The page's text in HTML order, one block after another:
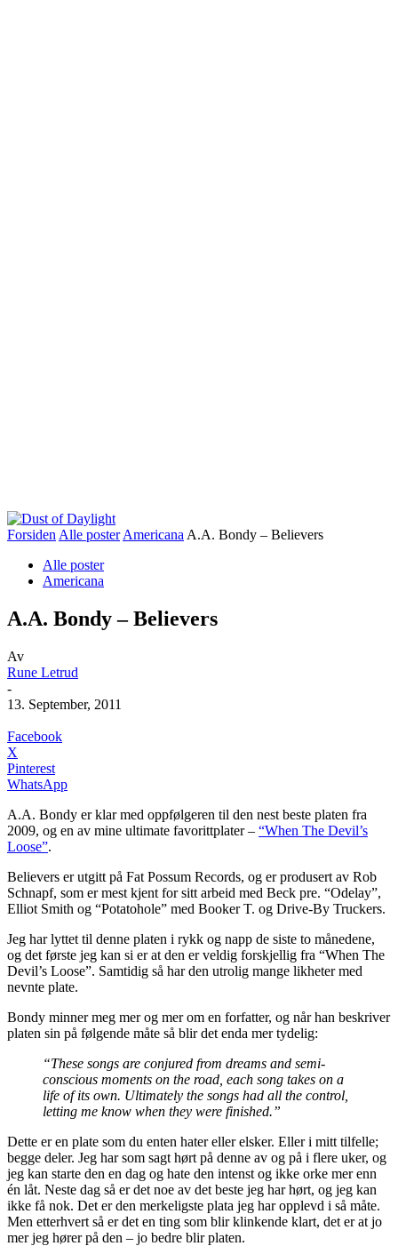
Forsiden Alle poster Americana A.A. Bondy – Believers
Alle poster
Americana
A.A. Bondy – Believers
Av
Rune Letrud
-
13. September, 2011
Facebook
X
Pinterest
WhatsApp
A.A. Bondy er klar med oppfølgeren til den nest beste platen fra
2009, og en av mine ultimate favorittplater – “When The Devil’s
Loose”.
Believers er utgitt på Fat Possum Records, og er produsert av Rob
Schnapf, som er mest kjent for sitt arbeid med Beck pre. “Odelay”,
Elliot Smith og “Potatohole” med Booker T. og Drive-By Truckers.
Jeg har lyttet til denne platen i rykk og napp de siste to månedene,
og det første jeg kan si er at den er veldig forskjellig fra “When The
Devil’s Loose”. Samtidig så har den utrolig mange likheter med
nevnte plate.
Bondy minner meg mer og mer om en forfatter, og når han beskriver
platen sin på følgende måte så blir det enda mer tydelig:
“These songs are conjured from dreams and semi-
conscious moments on the road, each song takes on a
life of its own. Ultimately the songs had all the control,
letting me know when they were finished.”
Dette er en plate som du enten hater eller elsker. Eller i mitt tilfelle;
begge deler. Jeg har som sagt hørt på denne av og på i flere uker, og
jeg kan starte den en dag og hate den intenst og ikke orke mer enn
én låt. Neste dag så er det noe av det beste jeg har hørt, og jeg kan
ikke få nok. Det er den merkeligste plata jeg har opplevd i så måte.
Men etterhvert så er det en ting som blir klinkende klart, det er at jo
mer jeg hører på den – jo bedre blir platen.